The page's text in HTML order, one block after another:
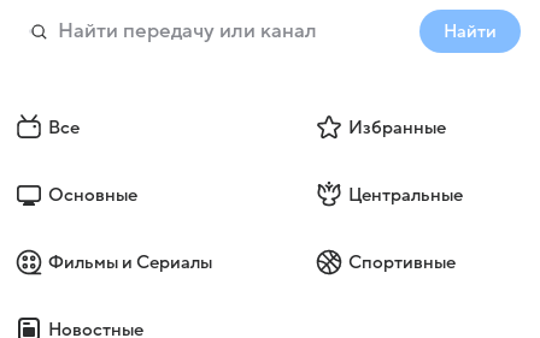
Найти
Все Избранные
Основные Центральные
Фильмы и Сериалы Спортивные
Новостные